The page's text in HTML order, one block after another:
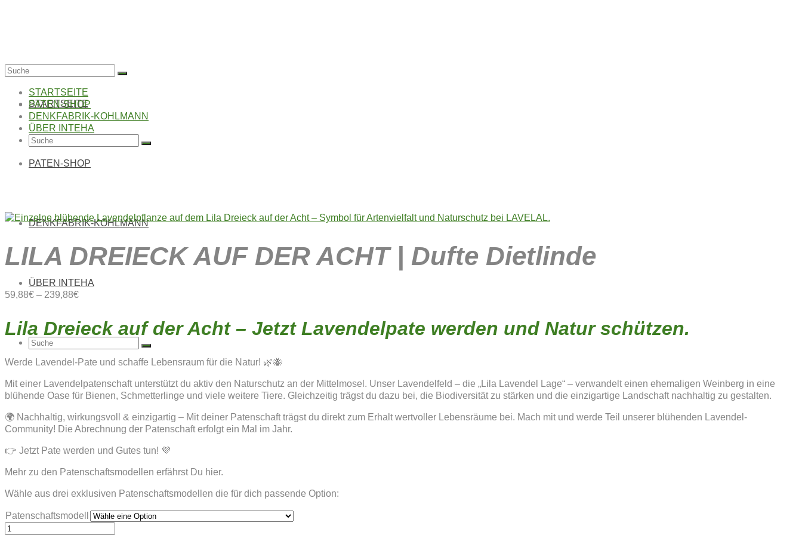
STARTSEITE
PATEN-SHOP
DENKFABRIK-KOHLMANN
ÜBER INTEHA
Suche
nach:
Suche
STARTSEITE
PATEN-SHOP
DENKFABRIK-KOHLMANN
ÜBER INTEHA
Suche
LILA DREIECK AUF DER ACHT | Dufte Dietlinde
59,88€ – 239,88€
Lila Dreieck auf der Acht – Jetzt Lavendelpate werden und Natur schützen.
Werde Lavendel-Pate und schaffe Lebensraum für die Natur! 🌿🐝
Mit einer Lavendelpatenschaft unterstützt du aktiv den Naturschutz an der Mittelmosel. Unser Lavendelfeld – die „Lila Lavendel Lage“ – verwandelt einen ehemaligen Weinberg in eine
blühende Oase für Bienen, Schmetterlinge und viele weitere Tiere. Gleichzeitig trägst du dazu bei, die Biodiversität zu stärken und die einzigartige Landschaft nachhaltig zu gestalten.
🌍 Nachhaltig, wirkungsvoll & einzigartig – Mit deiner Patenschaft trägst du direkt zum Erhalt wertvoller Lebensräume bei. Mach mit und werde Teil unserer blühenden Lavendel-
Community! Die Abrechnung der Patenschaft erfolgt ein Mal im Jahr.
👉 Jetzt Pate werden und Gutes tun! 💜
Mehr zu den Patenschaftsmodellen erfährst Du hier.
Wähle aus drei exklusiven Patenschaftsmodellen die für dich passende Option:
Patenschaftsmodell
LILA